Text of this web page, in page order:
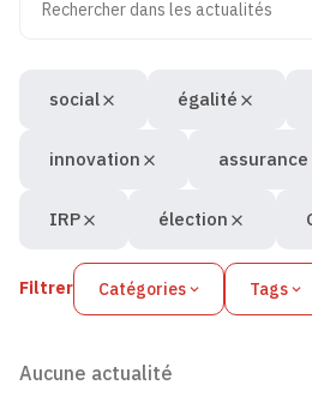
Recherche
Filtrer Catégories Tags
social égalité
innovation
IRP élection
Aucune actualité